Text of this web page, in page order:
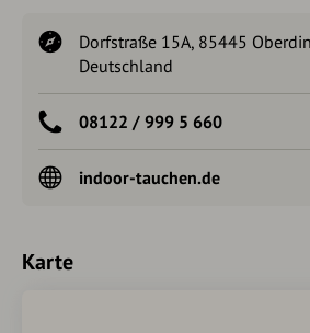
Dorfstraße 15A, 85445
Deutschland
08122 / 999 5 660
indoor-tauchen.de
Karte